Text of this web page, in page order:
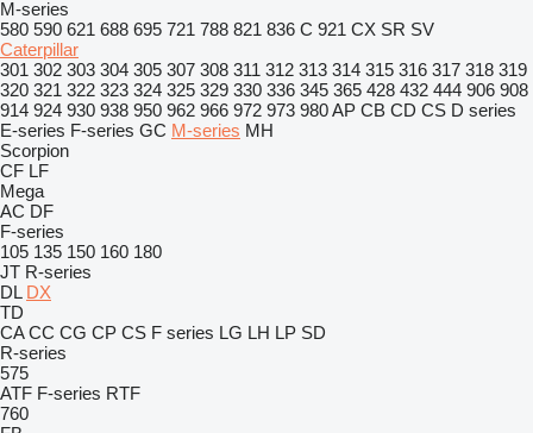
M-series
580 590 621 688 695 721 788 821 836 C 921 CX SR SV
Caterpillar
301 302 303 304 305 307 308 311 312 313 314 315 316 317 318 319
320 321 322 323 324 325 329 330 336 345 365 428 432 444 906 908
914 924 930 938 950 962 966 972 973 980AP CB CD CS D series
E-series F-series GC M-series MH
Scorpion
CF LF
Mega
AC DF
F-series
105 135 150 160 180
JT R-series
DL DX
TD
CA CC CG CP CS F series LG LH LP SD
R-series
575
ATF F-series RTF
760